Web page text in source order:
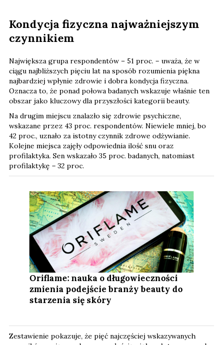
Kondycja fizyczna najważniejszym
czynnikiem
Największa grupa respondentów – 51 proc. – uważa, że w
ciągu najbliższych pięciu lat na sposób rozumienia piękna
najbardziej wpłynie zdrowie i dobra kondycja fizyczna.
Oznacza to, że ponad połowa badanych wskazuje właśnie ten
obszar jako kluczowy dla przyszłości kategorii beauty.
Na drugim miejscu znalazło się zdrowie psychiczne,
wskazane przez 43 proc. respondentów. Niewiele mniej, bo
42 proc., uznało za istotny czynnik zdrowe odżywianie.
Kolejne miejsca zajęły odpowiednia ilość snu oraz
profilaktyka. Sen wskazało 35 proc. badanych, natomiast
profilaktykę – 32 proc.
Oriflame: nauka o długowieczności
zmienia podejście branży beauty do
starzenia się skóry
Zestawienie pokazuje, że pięć najczęściej wskazywanych